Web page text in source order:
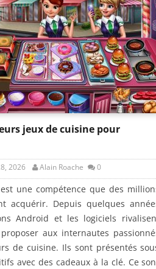
jeux de cuisine pour
2026 Alain Roache 0
une compétence que des
acquérir. Depuis quelques
Android et les logiciels
aux internautes
de cuisine. Ils sont présentés
avec des cadeaux à la clé. Ce